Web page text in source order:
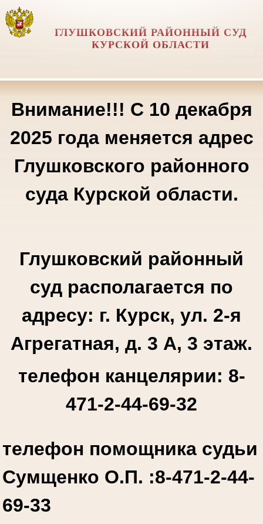
ГЛУШКОВСКИЙ РАЙОННЫЙ СУД
КУРСКОЙ ОБЛАСТИ
Внимание!!! С 10 декабря
2025 года меняется адрес
Глушковского районного
суда Курской области.
Глушковский районный
суд располагается по
адресу: г. Курск, ул. 2-я
Агрегатная, д. 3 А, 3 этаж.
телефон канцелярии: 8-
471-2-44-69-32
телефон помощника судьи
Сумщенко О.П. :8-471-2-44-
69-33